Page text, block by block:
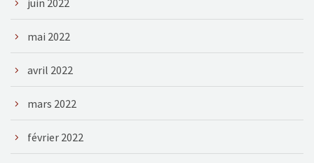
juin 2022
mai 2022
avril 2022
mars 2022
février 2022